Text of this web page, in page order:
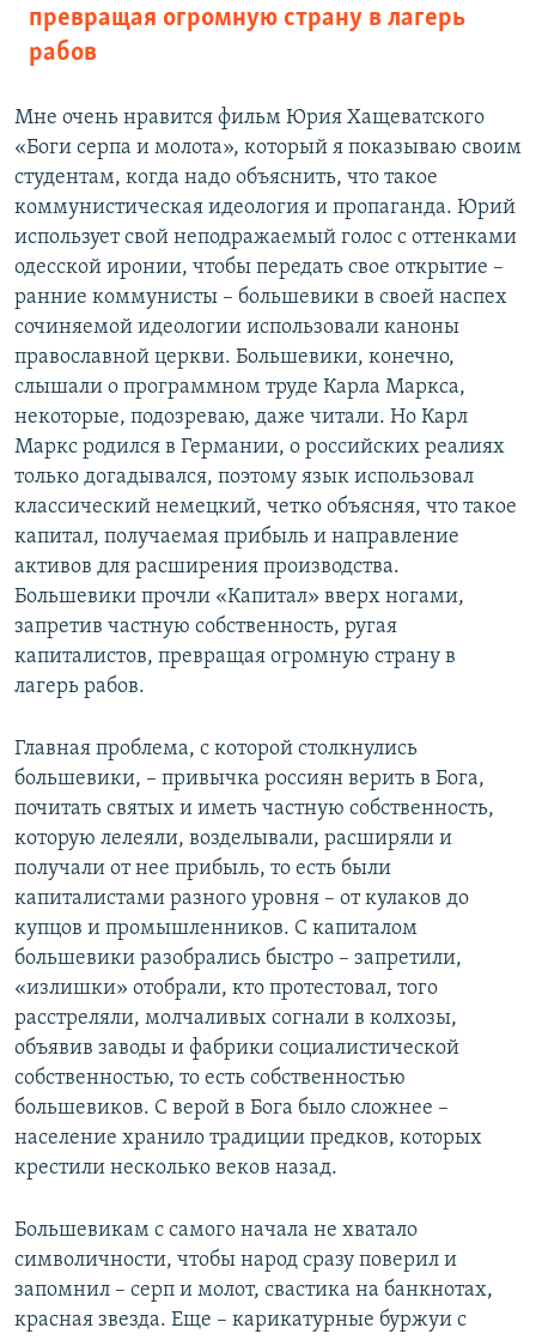
превращая огромную страну в лагерь
рабов
Мне очень нравится фильм Юрия Хащеватского
«Боги серпа и молота», который я показываю своим
студентам, когда надо объяснить, что такое
коммунистическая идеология и пропаганда. Юрий
использует свой неподражаемый голос с оттенками
одесской иронии, чтобы передать свое открытие –
ранние коммунисты – большевики в своей наспех
сочиняемой идеологии использовали каноны
православной церкви. Большевики, конечно,
слышали о программном труде Карла Маркса,
некоторые, подозреваю, даже читали. Но Карл
Маркс родился в Германии, о российских реалиях
только догадывался, поэтому язык использовал
классический немецкий, четко объясняя, что такое
капитал, получаемая прибыль и направление
активов для расширения производства.
Большевики прочли «Капитал» вверх ногами,
запретив частную собственность, ругая
капиталистов, превращая огромную страну в
лагерь рабов.
Главная проблема, с которой столкнулись
большевики, – привычка россиян верить в Бога,
почитать святых и иметь частную собственность,
которую лелеяли, возделывали, расширяли и
получали от нее прибыль, то есть были
капиталистами разного уровня – от кулаков до
купцов и промышленников. С капиталом
большевики разобрались быстро – запретили,
«излишки» отобрали, кто протестовал, того
расстреляли, молчаливых согнали в колхозы,
объявив заводы и фабрики социалистической
собственностью, то есть собственностью
большевиков. С верой в Бога было сложнее –
население хранило традиции предков, которых
крестили несколько веков назад.
Большевикам с самого начала не хватало
символичности, чтобы народ сразу поверил и
запомнил – серп и молот, свастика на банкнотах,
красная звезда. Еще – карикатурные буржуи с